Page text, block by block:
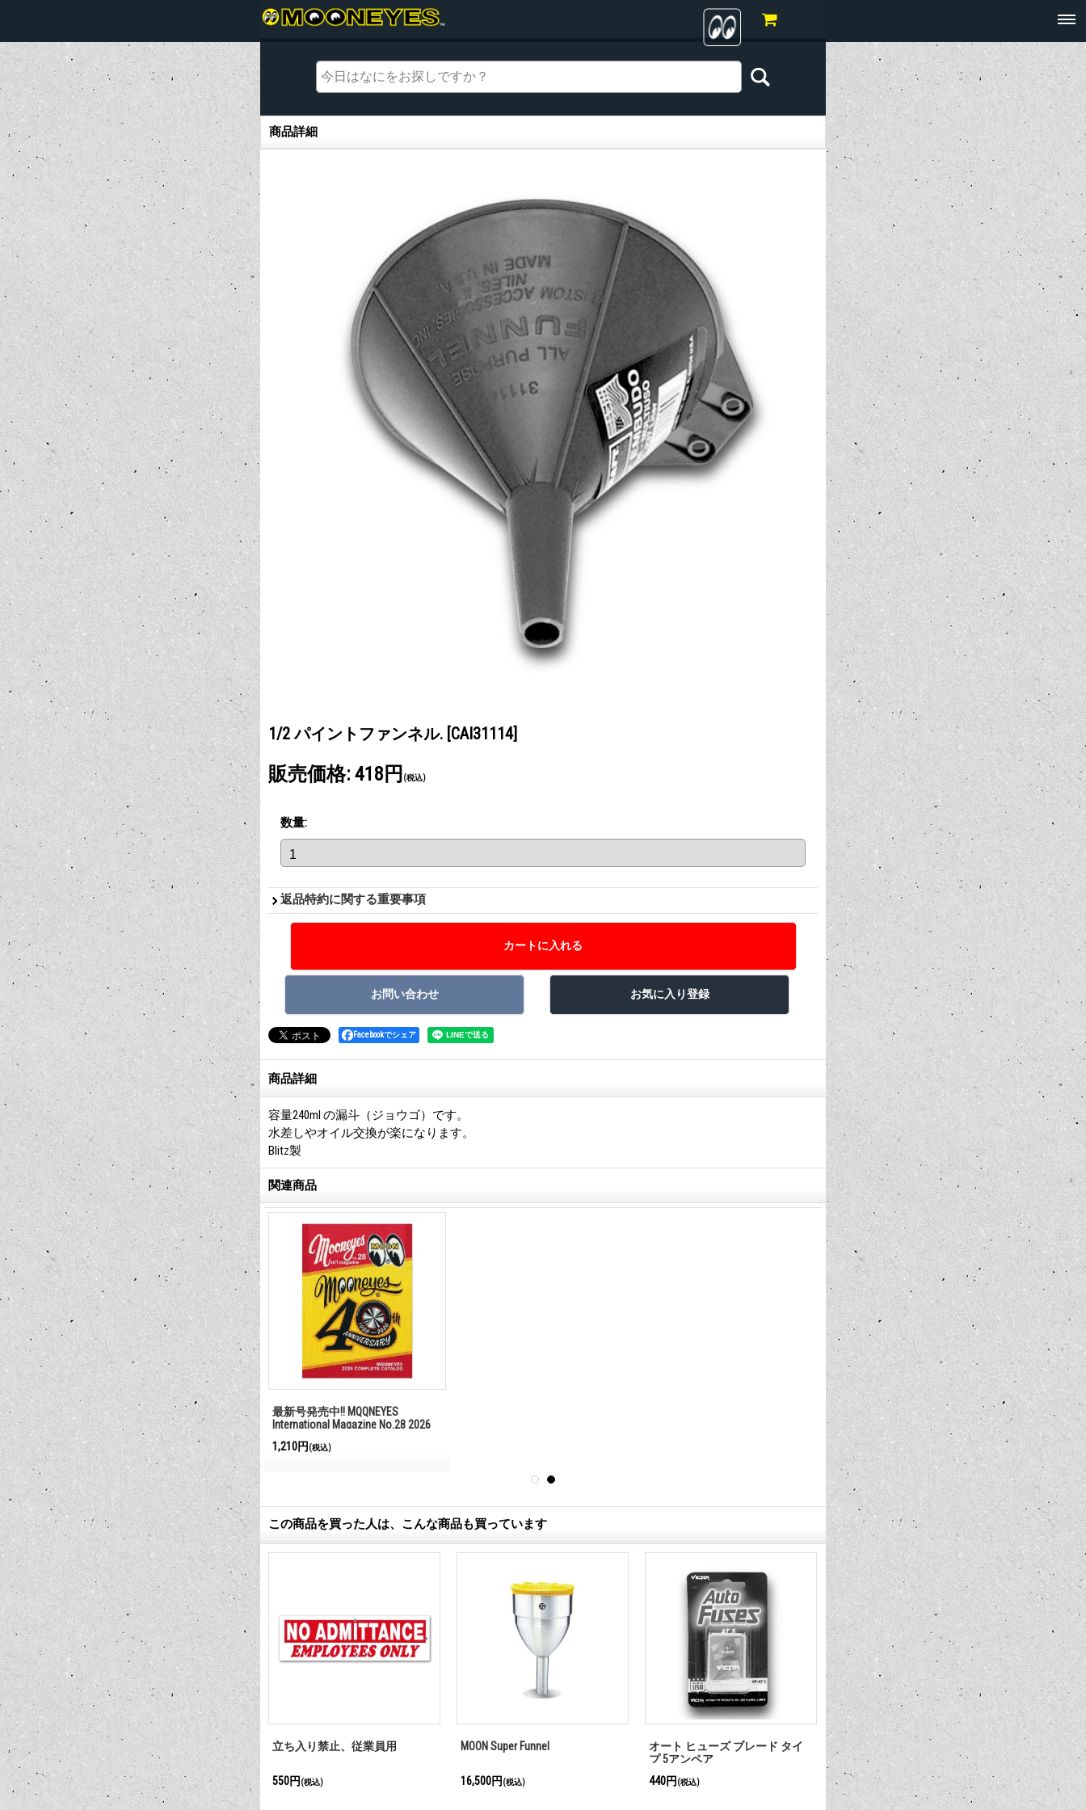
商品詳細
商品詳細
1/2 パイントファンネル. [CAI31114]
販売価格: 418円 (税込)
数量:
返品特約に関する重要事項
Facebookでシェア
商品詳細
容量240ml の漏斗（ジョウゴ）です。
水差しやオイル交換が楽になります。
Blitz製
関連商品
ロアーマット
MOON Equipped ラバー フロアマッ
ト
16,500円(税込)
最新号発売中!! MQQNEYES
International Magazine No.28 2026
1,210円 (税込)
この商品を買った人は、こんな商品も買っています
ッカー ス MOON Roadster メタル サイン
5,500円 (税込)
立ち入り禁止、従業員用
550円 (税込)
MOON Super Funnel
16,500円 (税込)
オート ヒューズ ブレード タイ
プ 5アンペア
440円 (税込)
USV Caution フラット カード ホ
ルダー
1,760円
(税込)
【30%OFF
ル ストラ
4,235円
(税込)